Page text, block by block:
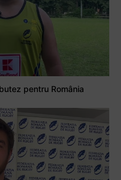
pentru România